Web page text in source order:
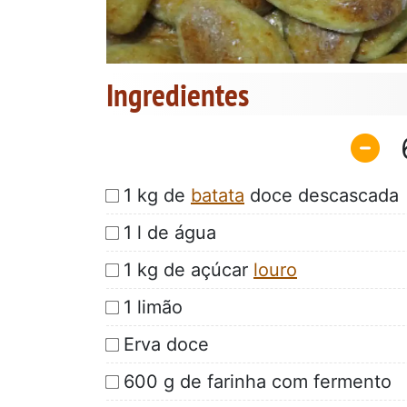
Ingredientes
1 kg de batata doce descascada
1 l de água
1 kg de açúcar louro
1 limão
Erva doce
600 g de farinha com fermento